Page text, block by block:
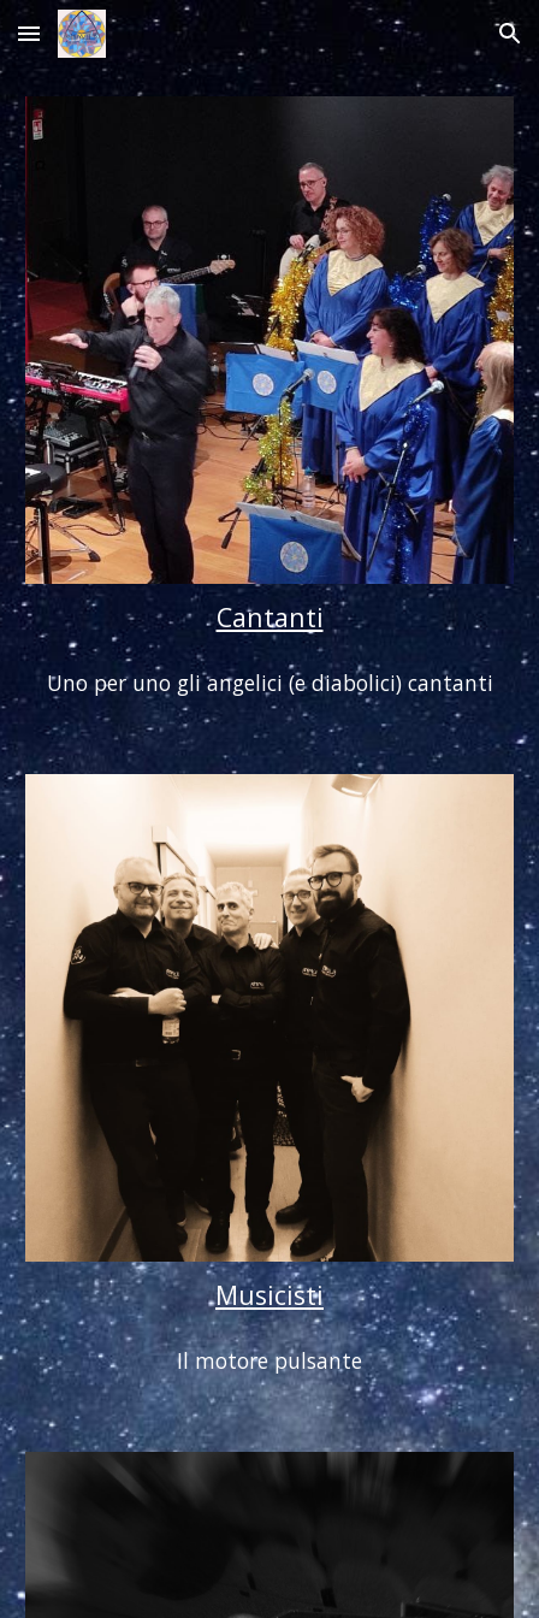
Skip to main content Skip to navigation
Cantanti
Uno per uno gli angelici (e diabolici) cantanti
Musicisti
Il motore pulsante